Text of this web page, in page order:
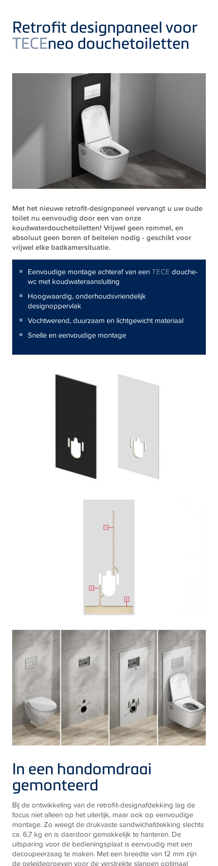
Retrofit designpaneel voor
TECEneo douchetoiletten
Met het nieuwe retrofit-designpaneel vervangt u uw oude
toilet nu eenvoudig door een van onze
koudwaterdouchetoiletten! Vrijwel geen rommel, en
absoluut geen boren of beitelen nodig - geschikt voor
vrijwel elke badkamersituatie.
Eenvoudige montage achteraf van eenTECE douche-
wc met koudwateraansluiting
Hoogwaardig, onderhoudsvriendelijk
designoppervlak
Vochtwerend, duurzaam en lichtgewicht materiaal
Snelle en eenvoudige montage
In een handomdraai
gemonteerd
Bij de ontwikkeling van de retrofit-designafdekking lag de
focus niet alleen op het uiterlijk, maar ook op eenvoudige
montage. Zo weegt de drukvaste sandwichafdekking slechts
ca. 6,7 kg en is daardoor gemakkelijk te hanteren. De
uitsparing voor de bedieningsplaat is eenvoudig met een
decoupeerzaag te maken. Met een breedte van 12 mm zijn
de geleidegroeven voor de verstrekte slangen optimaal